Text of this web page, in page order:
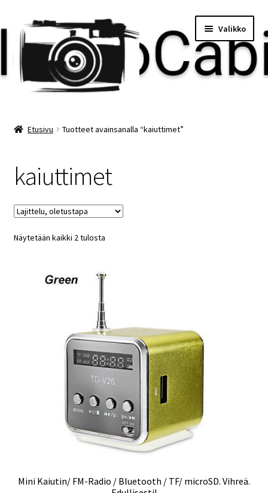
Siirry
navigointiin
Siirry
sisältöön
Valikko
Minun tilini
Ostoskori
Etusivu Tuotteet avainsanalla “kaiuttimet”
kaiuttimet
Näytetään kaikki 2 tulosta
Mini Kaiutin/ FM-Radio / Bluetooth / TF/ microSD. Vihreä.